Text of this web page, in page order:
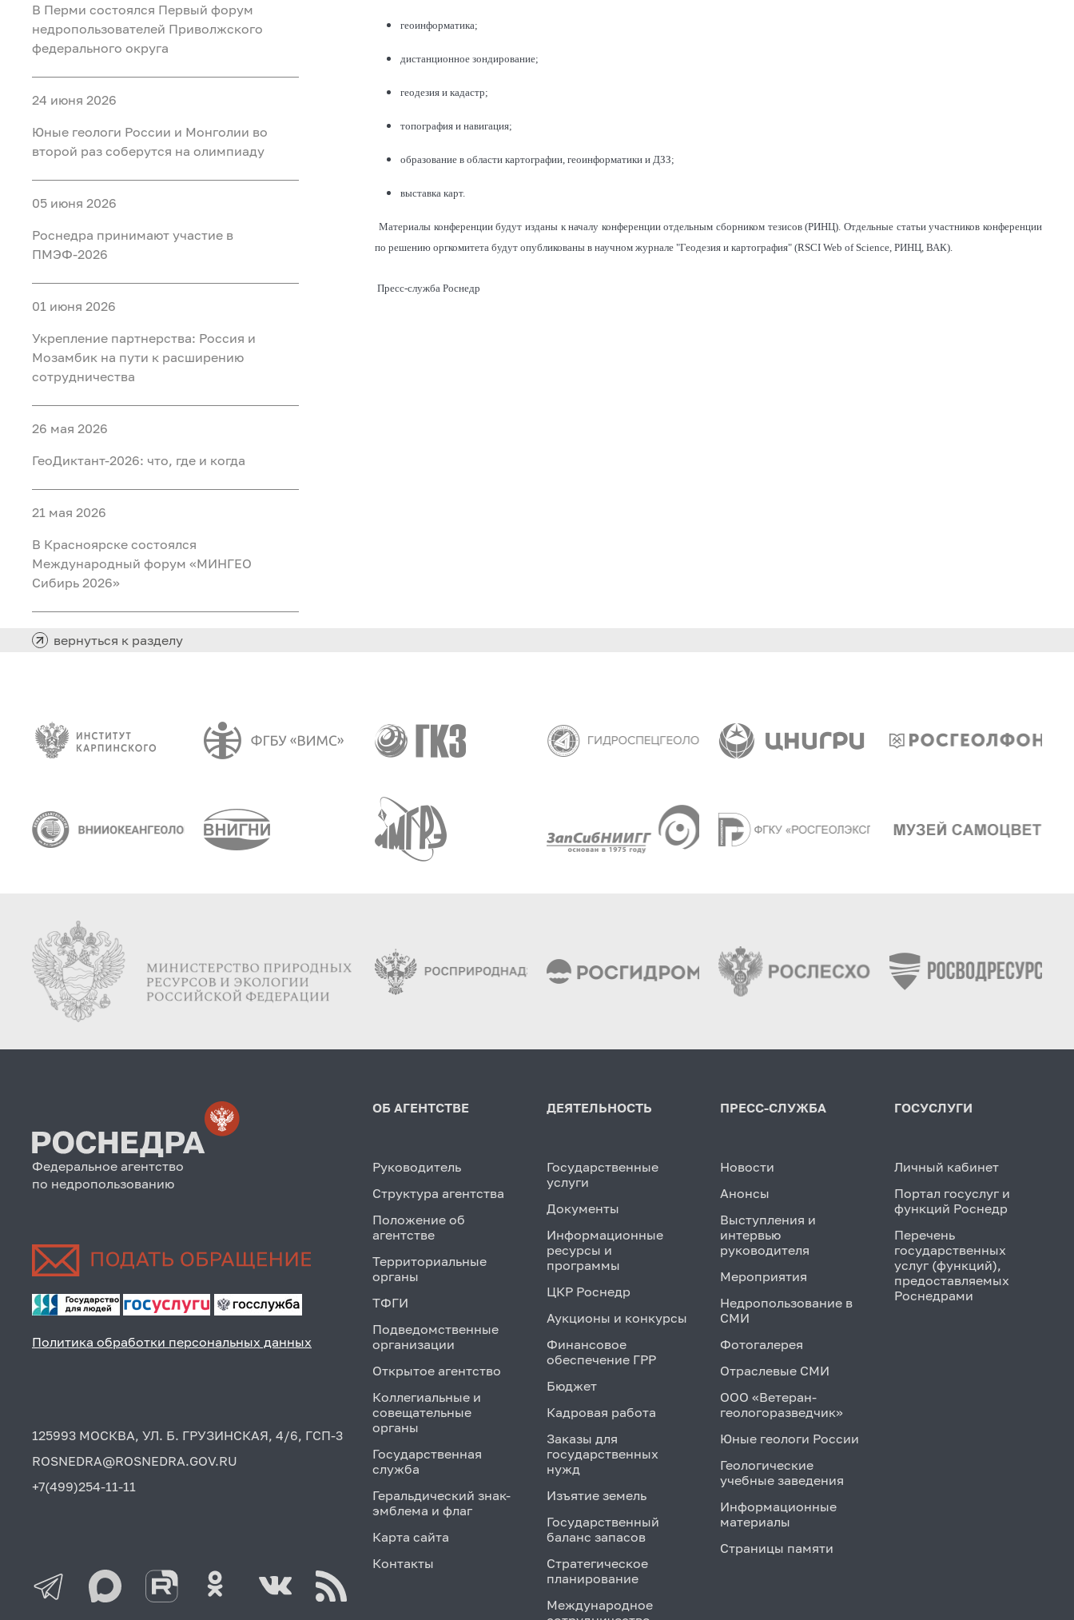
В Перми состоялся Первый форум
недропользователей Приволжского
федерального округа
24 июня 2026
Юные геологи России и Монголии во
второй раз соберутся на олимпиаду
05 июня 2026
Роснедра принимают участие в
ПМЭФ-2026
01 июня 2026
Укрепление партнерства: Россия и
Мозамбик на пути к расширению
сотрудничества
26 мая 2026
ГеоДиктант-2026: что, где и когда
21 мая 2026
В Красноярске состоялся
Международный форум «МИНГЕО
Сибирь 2026»
геоинформатика;
дистанционное зондирование;
геодезия и кадастр;
топография и навигация;
образование в области картографии, геоинформатики и ДЗЗ;
выставка карт.
Материалы конференции будут изданы к началу конференции отдельным сборником тезисов (РИНЦ). Отдельные статьи участников конференции
по решению оргкомитета будут опубликованы в научном журнале "Геодезия и картография" (RSCI Web of Science, РИНЦ, ВАК).
Пресс-служба Роснедр
вернуться к разделу
Федеральное агентство
по недропользованию
Политика обработки персональных данных
125993 МОСКВА, УЛ. Б. ГРУЗИНСКАЯ, 4/6, ГСП-3
ROSNEDRA@ROSNEDRA.GOV.RU
+7(499)254-11-11
ОБ АГЕНТСТВЕ
Руководитель
Структура агентства
Положение об
агентстве
Территориальные
органы
ТФГИ
Подведомственные
организации
Открытое агентство
Коллегиальные и
совещательные
органы
Государственная
служба
Геральдический знак-
эмблема и флаг
Карта сайта
Контакты
ДЕЯТЕЛЬНОСТЬ
Государственные
услуги
Документы
Информационные
ресурсы и
программы
ЦКР Роснедр
Аукционы и конкурсы
Финансовое
обеспечение ГРР
Бюджет
Кадровая работа
Заказы для
государственных
нужд
Изъятие земель
Государственный
баланс запасов
Стратегическое
планирование
Международное
ПРЕСС-СЛУЖБА
Новости
Анонсы
Выступления и
интервью
руководителя
Мероприятия
Недропользование в
СМИ
Фотогалерея
Отраслевые СМИ
ООО «Ветеран-
геологоразведчик»
Юные геологи России
Геологические
учебные заведения
Информационные
материалы
Страницы памяти
ГОСУСЛУГИ
Личный кабинет
Портал госуслуг и
функций Роснедр
Перечень
государственных
услуг (функций),
предоставляемых
Роснедрами